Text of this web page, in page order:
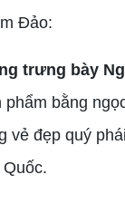
Đảo:
trưng bày
bằng
vẻ đẹp quý